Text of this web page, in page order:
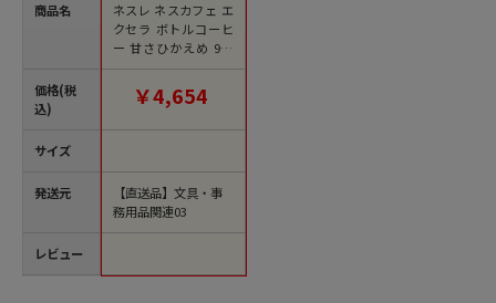
商品名
価格(税
込)
サイズ
発送元
レビュー
ネスレ ネスカフェ エ
クセラ ボトルコーヒ
ー 甘さひかえめ 900
ml ペットボトル 24
本/箱 ※軽（ご注文単
位1箱）【直送品】
￥4,654
【直送品】文具・事
務用品関連03